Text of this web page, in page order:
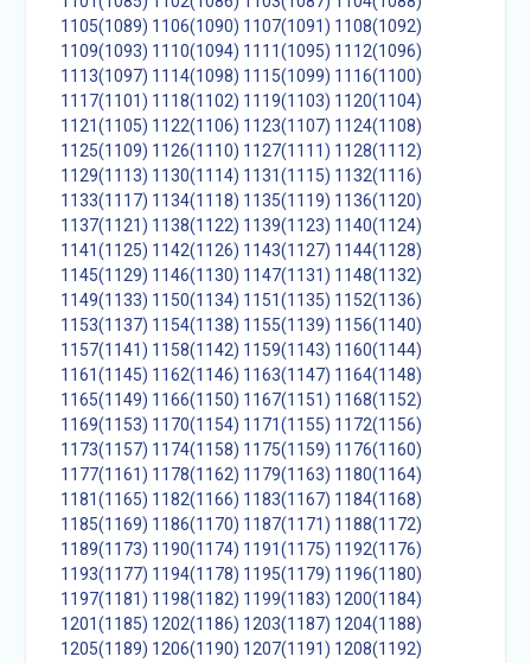
1105(1089) 1106(1090) 1107(1091) 1108(1092)
1109(1093) 1110(1094) 1111(1095) 1112(1096)
1113(1097) 1114(1098) 1115(1099) 1116(1100)
1117(1101) 1118(1102) 1119(1103) 1120(1104)
1121(1105) 1122(1106) 1123(1107) 1124(1108)
1125(1109) 1126(1110) 1127(1111) 1128(1112)
1129(1113) 1130(1114) 1131(1115) 1132(1116)
1133(1117) 1134(1118) 1135(1119) 1136(1120)
1137(1121) 1138(1122) 1139(1123) 1140(1124)
1141(1125) 1142(1126) 1143(1127) 1144(1128)
1145(1129) 1146(1130) 1147(1131) 1148(1132)
1149(1133) 1150(1134) 1151(1135) 1152(1136)
1153(1137) 1154(1138) 1155(1139) 1156(1140)
1157(1141) 1158(1142) 1159(1143) 1160(1144)
1161(1145) 1162(1146) 1163(1147) 1164(1148)
1165(1149) 1166(1150) 1167(1151) 1168(1152)
1169(1153) 1170(1154) 1171(1155) 1172(1156)
1173(1157) 1174(1158) 1175(1159) 1176(1160)
1177(1161) 1178(1162) 1179(1163) 1180(1164)
1181(1165) 1182(1166) 1183(1167) 1184(1168)
1185(1169) 1186(1170) 1187(1171) 1188(1172)
1189(1173) 1190(1174) 1191(1175) 1192(1176)
1193(1177) 1194(1178) 1195(1179) 1196(1180)
1197(1181) 1198(1182) 1199(1183) 1200(1184)
1201(1185) 1202(1186) 1203(1187) 1204(1188)
1205(1189) 1206(1190) 1207(1191) 1208(1192)